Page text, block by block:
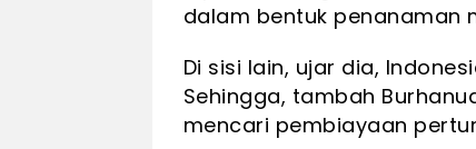
dalam bentuk penanaman
Di sisi lain, ujar dia,
Sehingga, tambah
mencari pembiayaan